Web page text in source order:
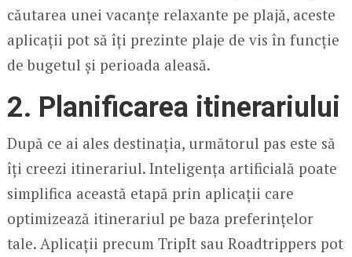
căutarea unei vacanțe relaxante pe plajă, aceste
aplicații pot să îți prezinte plaje de vis în funcție
de bugetul și perioada aleasă.
2. Planificarea itinerariului
După ce ai ales destinația, următorul pas este să
îți creezi itinerariul. Inteligența artificială poate
simplifica această etapă prin aplicații care
optimizează itinerariul pe baza preferințelor
tale. Aplicații precum TripIt sau Roadtrippers pot